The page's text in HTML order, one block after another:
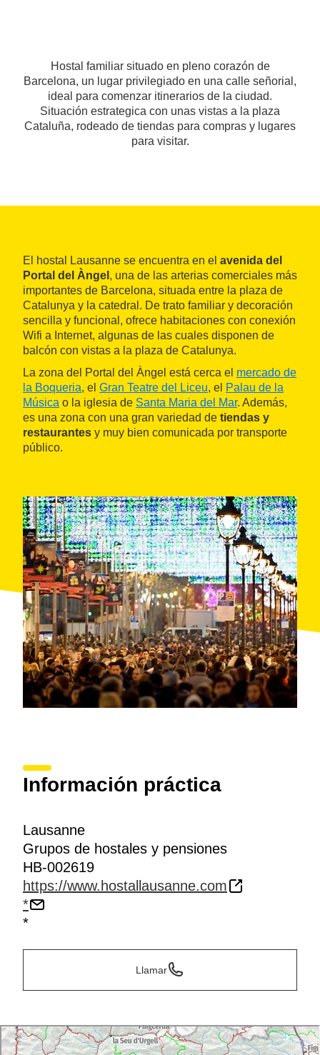
Hostal familiar situado en pleno corazón de
Barcelona, un lugar privilegiado en una calle señorial,
ideal para comenzar itinerarios de la ciudad.
Situación estrategica con unas vistas a la plaza
Cataluña, rodeado de tiendas para compras y lugares
para visitar.
El hostal Lausanne se encuentra en el avenida del
Portal del Àngel , una de las arterias comerciales más
importantes de Barcelona, situada entre la plaza de
Catalunya y la catedral. De trato familiar y decoración
sencilla y funcional, ofrece habitaciones con conexión
Wifi a Internet, algunas de las cuales disponen de
balcón con vistas a la plaza de Catalunya.
La zona del Portal del Àngel está cerca el mercado de
la Boqueria, el Gran Teatre del Liceu, el Palau de la
Música o la iglesia de Santa Maria del Mar. Además,
es una zona con una gran variedad de tiendas y
restaurantes y muy bien comunicada por transporte
público.
Información práctica
Lausanne
Grupos de hostales y pensiones
HB-002619
https://www.hostallausanne.com
*
*
Llamar